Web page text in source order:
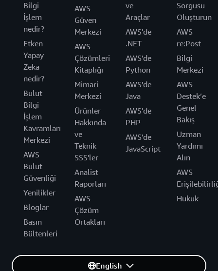
Bilgi
İşlem
nedir?
Etken
Yapay
Zeka
nedir?
Bulut
Bilgi
İşlem
Kavramları
Merkezi
AWS
Bulut
Güvenliği
Yenilikler
Bloglar
Basın
Bültenleri
AWS
Güven
Merkezi
AWS
Çözümleri
Kitaplığı
Mimari
Merkezi
Ürünler
Hakkında
ve
Teknik
SSS'ler
Analist
Raporları
AWS
Çözüm
Ortakları
ve
Araçlar
AWS'de
.NET
AWS'de
Python
AWS'de
Java
AWS'de
PHP
AWS'de
JavaScript
Sorgusu
Oluşturun
AWS
re:Post
Bilgi
Merkezi
AWS
Destek’e
Genel
Bakış
Uzman
Yardımı
Alın
AWS
Hukuk
English